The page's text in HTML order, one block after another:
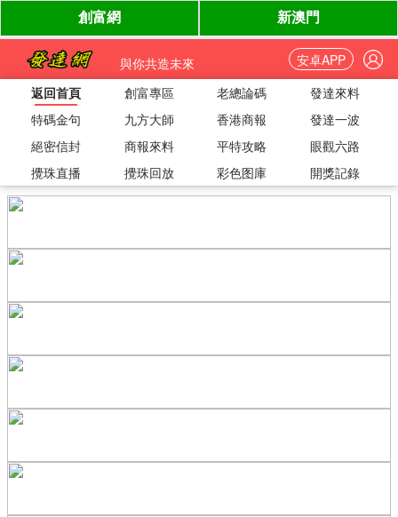
與你共造未來
安卓APP
返回首頁
創富專區 老總論碼
發達來料
特碼金句
九方大師 香港商報
發達一波
絕密信封
商報來料 平特攻略
眼觀六路
攪珠直播
攪珠回放 彩色图庫 開獎記錄